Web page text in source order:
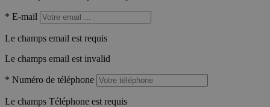
* E-mail
Le champs email est requis
Le champs email est invalid
* Numéro de téléphone
Le champs Téléphone est requis